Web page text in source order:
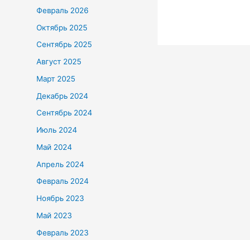
Февраль 2026
Октябрь 2025
Сентябрь 2025
Август 2025
Март 2025
Декабрь 2024
Сентябрь 2024
Июль 2024
Май 2024
Апрель 2024
Февраль 2024
Ноябрь 2023
Май 2023
Февраль 2023